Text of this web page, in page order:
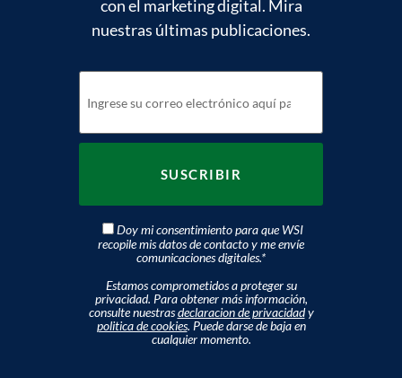
con el marketing digital. Mira
nuestras últimas publicaciones.
Doy mi consentimiento para que WSI
recopile mis datos de contacto y me envíe
comunicaciones digitales.*
Estamos comprometidos a proteger su
privacidad. Para obtener más información,
consulte nuestrasdeclaracion de privacidady
politica de cookies. Puede darse de baja en
cualquier momento.